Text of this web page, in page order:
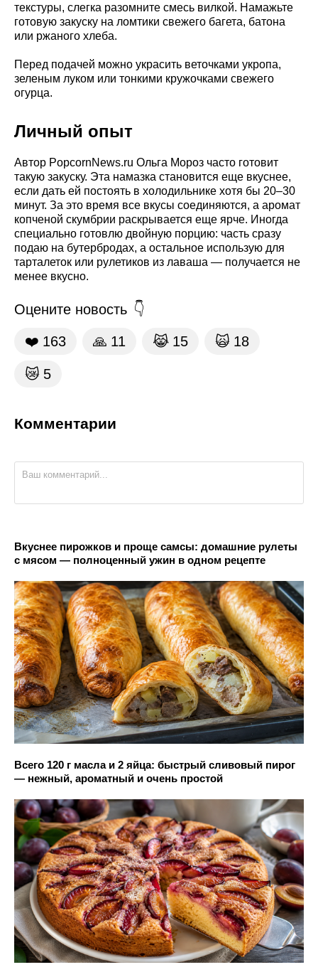
текстуры, слегка разомните смесь вилкой. Намажьте
готовую закуску на ломтики свежего багета, батона
или ржаного хлеба.
Перед подачей можно украсить веточками укропа,
зеленым луком или тонкими кружочками свежего
огурца.
Личный опыт
Автор PopcornNews.ru Ольга Мороз часто готовит
такую закуску. Эта намазка становится еще вкуснее,
если дать ей постоять в холодильнике хотя бы 20–30
минут. За это время все вкусы соединяются, а аромат
копченой скумбрии раскрывается еще ярче. Иногда
специально готовлю двойную порцию: часть сразу
подаю на бутербродах, а остальное использую для
тарталеток или рулетиков из лаваша — получается не
менее вкусно.
Оцените новость
❤️ 163 🙏 11 😹 15 🙀 18
😿 5
Комментарии
Вкуснее пирожков и проще самсы: домашние рулеты
с мясом — полноценный ужин в одном рецепте
Всего 120 г масла и 2 яйца: быстрый сливовый пирог
— нежный, ароматный и очень простой